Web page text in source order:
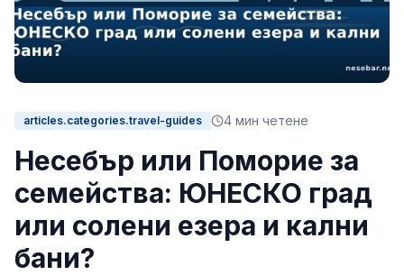
articles.categories.travel-guides 4 мин четене
Несебър или Поморие за
семейства: ЮНЕСКО град
или солени езера и кални
бани?